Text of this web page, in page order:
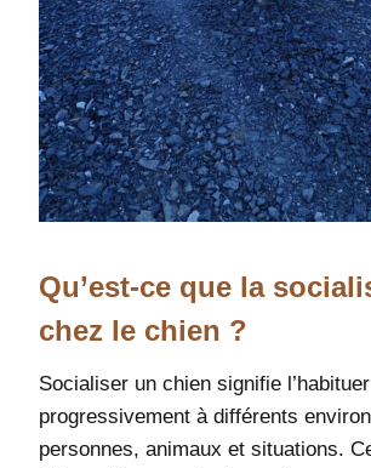
Qu’est-ce que la
chez le chien ?
Socialiser un chien signifie l’habituer
progressivement à différents
personnes, animaux et situations.